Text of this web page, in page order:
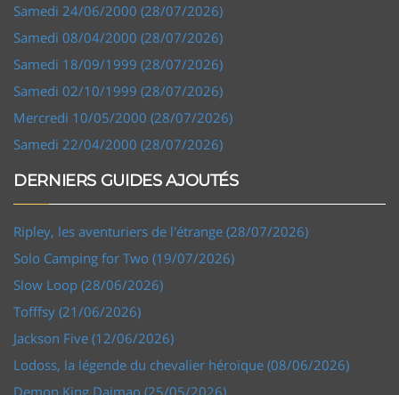
Samedi 24/06/2000 (28/07/2026)
Samedi 08/04/2000 (28/07/2026)
Samedi 18/09/1999 (28/07/2026)
Samedi 02/10/1999 (28/07/2026)
Mercredi 10/05/2000 (28/07/2026)
Samedi 22/04/2000 (28/07/2026)
DERNIERS GUIDES AJOUTÉS
Ripley, les aventuriers de l'étrange (28/07/2026)
Solo Camping for Two (19/07/2026)
Slow Loop (28/06/2026)
Tofffsy (21/06/2026)
Jackson Five (12/06/2026)
Lodoss, la légende du chevalier héroïque (08/06/2026)
Demon King Daimao (25/05/2026)